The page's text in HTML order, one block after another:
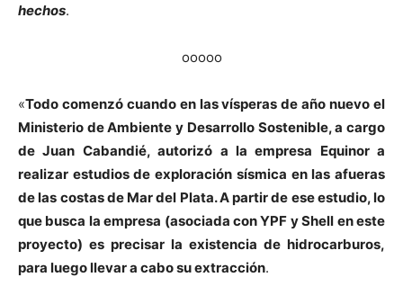
hechos.
ooooo
«Todo comenzó cuando en las vísperas de año nuevo el
Ministerio de Ambiente y Desarrollo Sostenible, a cargo
de Juan Cabandié, autorizó a la empresa Equinor a
realizar estudios de exploración sísmica en las afueras
de las costas de Mar del Plata. A partir de ese estudio, lo
que busca la empresa (asociada con YPF y Shell en este
proyecto) es precisar la existencia de hidrocarburos,
para luego llevar a cabo su extracción.